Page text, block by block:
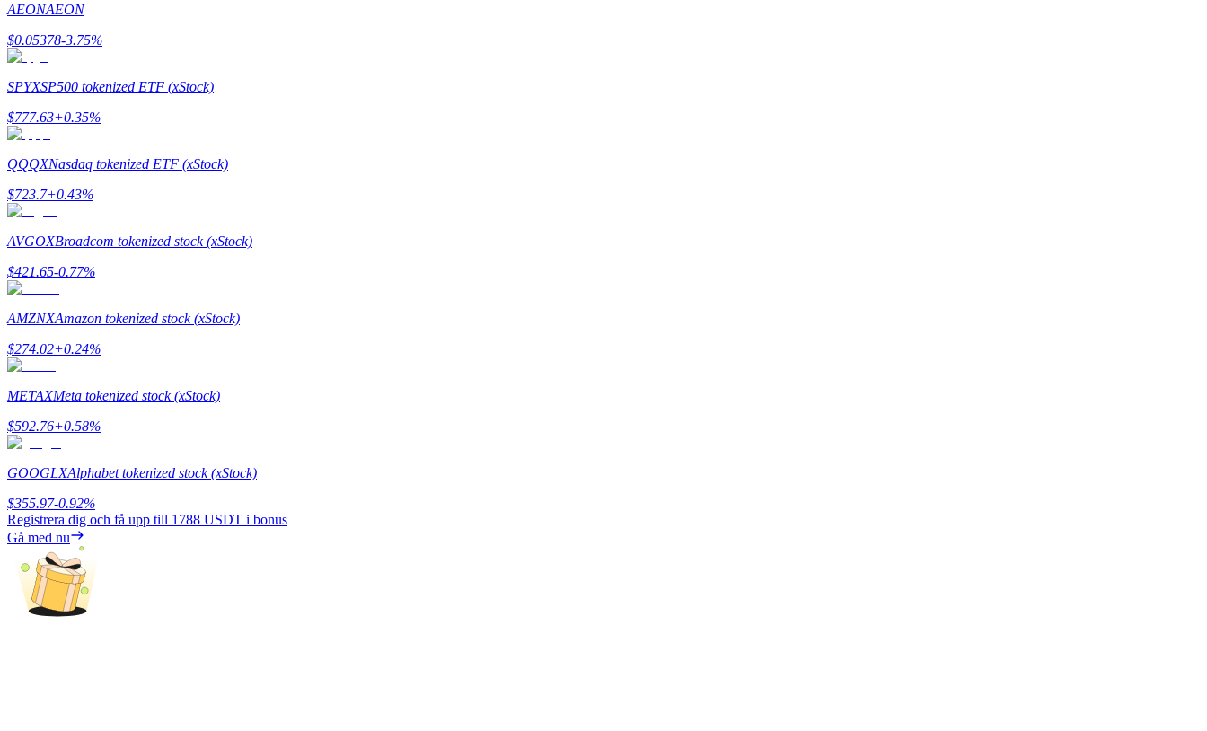
Launchpool
Flexibel insats för att tjäna populära tokens
Lån
AEONAEON
$0.05378-3.75%
SPYXSP500 tokenized ETF (xStock)
$777.63+0.35%
QQQXNasdaq tokenized ETF (xStock)
$723.7+0.43%
AVGOXBroadcom tokenized stock (xStock)
$421.65-0.77%
AMZNXAmazon tokenized stock (xStock)
$274.02+0.24%
METAXMeta tokenized stock (xStock)
$592.76+0.58%
GOOGLXAlphabet tokenized stock (xStock)
$355.97-0.92%
Registrera dig och få upp till 1788 USDT i bonus
Gå med nu